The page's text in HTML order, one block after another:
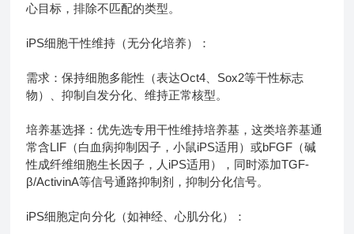
心目标，排除不匹配的类型。
iPS细胞干性维持（无分化培养）：
需求：保持细胞多能性（表达Oct4、Sox2等干性标志
物）、抑制自发分化、维持正常核型。
培养基选择：优先选专用干性维持培养基，这类培养基通
常含LIF（白血病抑制因子，小鼠iPS适用）或bFGF（碱
性成纤维细胞生长因子，人iPS适用），同时添加TGF-
β/ActivinA等信号通路抑制剂，抑制分化信号。
iPS细胞定向分化（如神经、心肌分化）：